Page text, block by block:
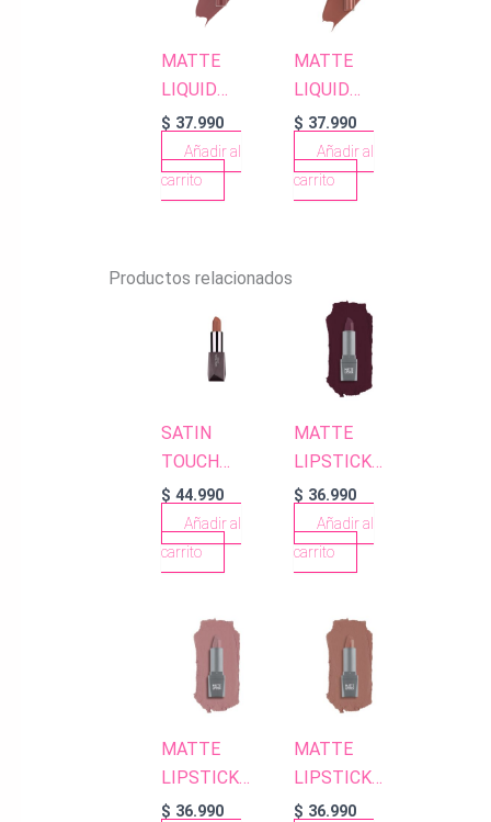
MATTE
LIQUID
LIPSTICK 16
ROSY
TERRACOTTA
$ 37.990
Añadir al
carrito
MATTE
LIQUID
LIPSTICK 503
TERRACOTTA
NUDE
$ 37.990
Añadir al
carrito
Productos relacionados
SATIN
TOUCH
LIPSTICK
801 PASTEL
APRICOT
$ 44.990
Añadir al
carrito
MATTE
LIPSTICK
420 WINE
$ 36.990
Añadir al
carrito
MATTE
LIPSTICK
402 NUDE
$ 36.990
MATTE
LIPSTICK
403
$ 36.990